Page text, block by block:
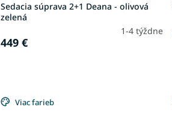
Sedacia súprava 2+1 Deana - olivová
zelená
1-4 týždne
449 €
Viac farieb